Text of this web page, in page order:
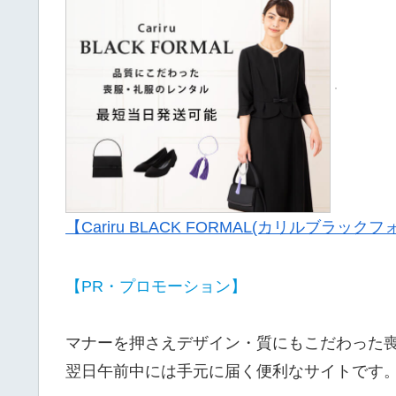
【Cariru BLACK FORMAL(カリルブラックフ
【PR・プロモーション】
マナーを押さえデザイン・質にもこだわった
翌日午前中には手元に届く便利なサイトです。